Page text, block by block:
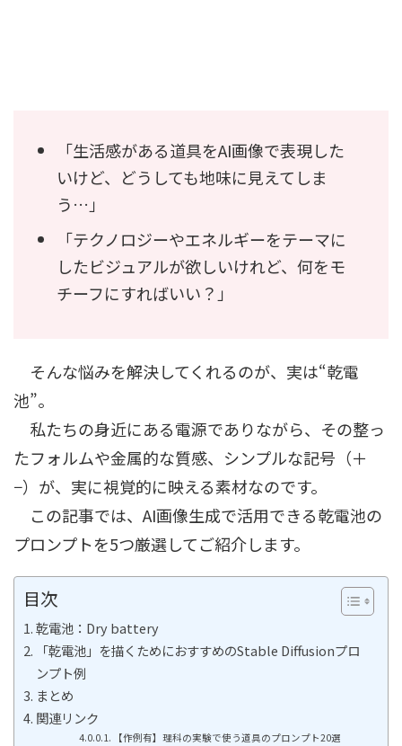
「生活感がある道具をAI画像で表現した
いけど、どうしても地味に見えてしま
う…」
「テクノロジーやエネルギーをテーマに
したビジュアルが欲しいけれど、何をモ
チーフにすればいい？」
そんな悩みを解決してくれるのが、実は“乾電
池”。
私たちの身近にある電源でありながら、その整っ
たフォルムや金属的な質感、シンプルな記号（＋
−）が、実に視覚的に映える素材なのです。
この記事では、AI画像生成で活用できる乾電池の
プロンプトを5つ厳選してご紹介します。
目次
乾電池：Dry battery
「乾電池」を描くためにおすすめのStable Diffusionプロ
ンプト例
まとめ
関連リンク
【作例有】理科の実験で使う道具のプロンプト20選